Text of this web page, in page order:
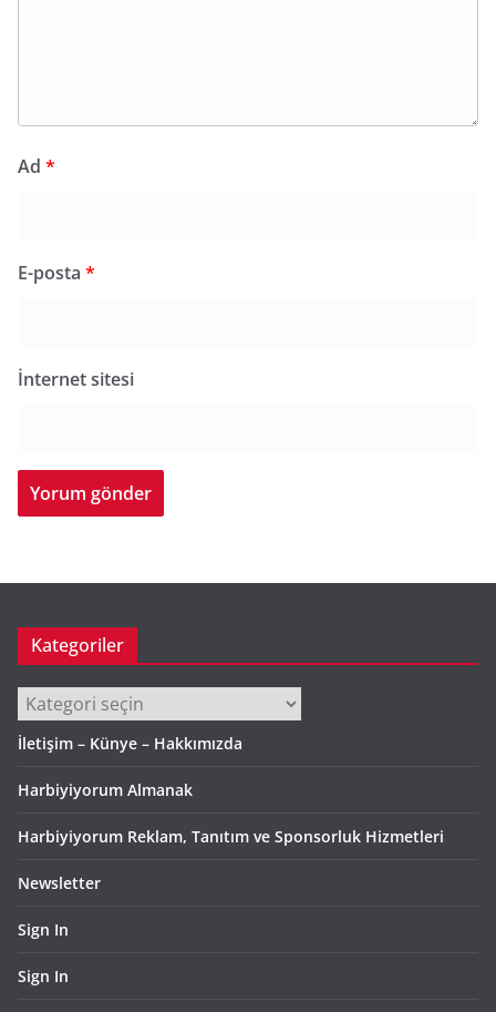
Ad *
E-posta *
İnternet sitesi
Kategoriler
Kategoriler
İletişim – Künye – Hakkımızda
Harbiyiyorum Almanak
Harbiyiyorum Reklam, Tanıtım ve Sponsorluk Hizmetleri
Newsletter
Sign In
Sign In